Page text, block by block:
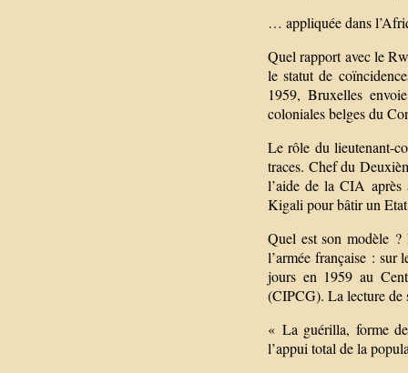
… appliquée dans
Quel rapport avec le
le statut de
1959, Bruxelles
coloniales belges du
Le rôle du lieutenant-
traces. Chef du
l’aide de la CIA après
Kigali pour bâtir un
Quel est son modèle ?
l’armée française : sur
jours en 1959 au
(CIPCG). La lecture de
« La guérilla, forme
l’appui total de la